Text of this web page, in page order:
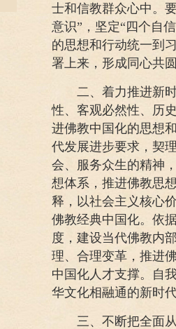
士和信教群众心中。
意识”，坚定“四个自
的思想和行动统一到
署上来，形成同心共
二、着力推进新时
性、客观必然性、历
进佛教中国化的思想
代发展进步要求，契
会、服务众生的精神
想体系，推进佛教思
释，以社会主义核心
佛教经典中国化。依
度，建设当代佛教内
理、合理变革，推进
中国化人才支撑。自
华文化相融通的新时
三、不断把全面从